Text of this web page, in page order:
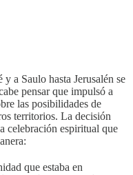
a Saulo hasta Jerusalén se
pensar que impulsó a
las posibilidades de
territorios. La decisión
celebración espiritual que
que estaba en